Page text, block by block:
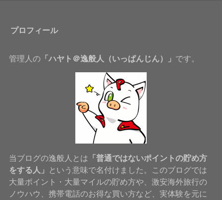
プロフィール
管理人の「ハヤト＠逸般人（いっぱんじん）」 です。
当ブログの逸般人とは 「普通ではないポイントの貯め方
をする人」
という意味で名付けました。このブログでは
大量ポイント・大量マイルの貯め方や、激安海外旅行の
ノウハウ、携帯電話のお得な買い方など、実体験を元に